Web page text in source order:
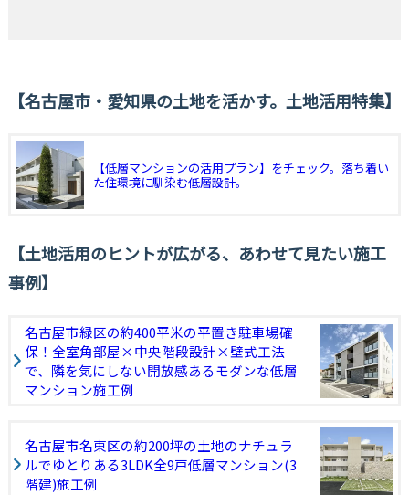
名古屋市・愛知県の土地を活かす。土地活用特集
【低層マンションの活用プラン】をチェック。落ち着い
た住環境に馴染む低層設計。
土地活用のヒントが広がる、あわせて見たい施工
事例
名古屋市緑区の約400平米の平置き駐車場確
保！全室角部屋×中央階段設計×壁式工法
で、隣を気にしない開放感あるモダンな低層
マンション施工例
名古屋市名東区の約200坪の土地のナチュラ
ルでゆとりある3LDK全9戸低層マンション(3
階建)施工例